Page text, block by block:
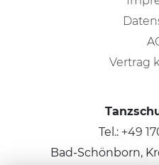
Vertrag
Tel.: +49
Bad-Schönborn,